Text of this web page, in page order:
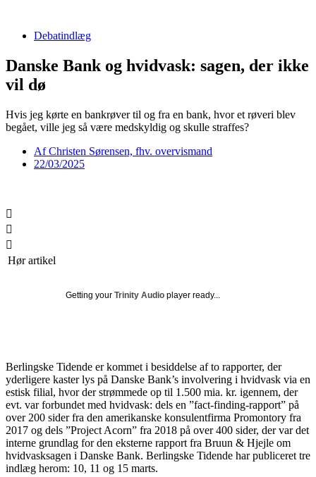
indholdDebatindlæg
Danske Bank og hvidvask: sagen, der ikke
vil dø
Hvis jeg kørte en bankrøver til og fra en bank, hvor et røveri blev
begået, ville jeg så være medskyldig og skulle straffes?
AfChristen Sørensen, fhv. overvismand
22/03/2025
Hør artikel
Getting your Trinity Audio player ready...
Berlingske Tidende er kommet i besiddelse af to rapporter, der
yderligere kaster lys på Danske Bank’s involvering i hvidvask via en
estisk filial, hvor der strømmede op til 1.500 mia. kr. igennem, der
evt. var forbundet med hvidvask: dels en ”fact-finding-rapport” på
over 200 sider fra den amerikanske konsulentfirma Promontory fra
2017 og dels ”Project Acorn” fra 2018 på over 400 sider, der var det
interne grundlag for den eksterne rapport fra Bruun & Hjejle om
hvidvasksagen i Danske Bank. Berlingske Tidende har publiceret tre
indlæg herom: 10, 11 og 15 marts.